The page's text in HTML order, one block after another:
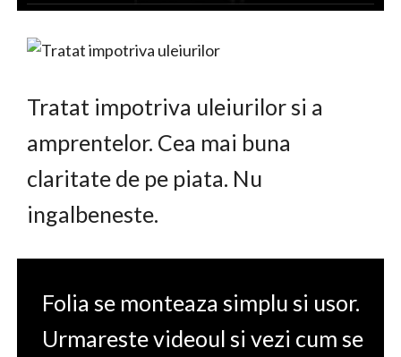
Tratat impotriva uleiurilor si a
amprentelor. Cea mai buna
claritate de pe piata. Nu
ingalbeneste.
Folia se monteaza simplu si usor.
Urmareste videoul si vezi cum se